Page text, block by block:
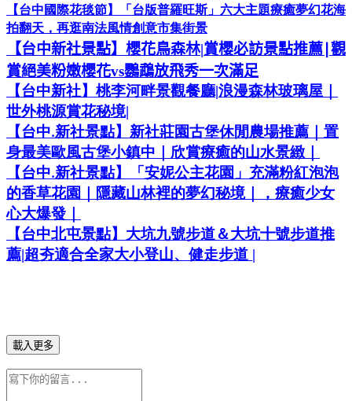
【台中國際花毯節】「台版普羅旺斯」六大主題療癒夢幻花海
拍翻天，再逛南法風情創意市集街景
【台中新社景點】櫻花鳥森林|賞櫻必訪景點推薦 觀
賞絕美粉嫩櫻花vs鸚鵡放飛秀一次滿足
【台中新社】桃李河畔景觀餐廳|浪漫森林玻璃屋｜
世外桃源賞花秘境|
【台中.新社景點】新社莊園古堡休閒農場推薦｜置
身最美歐風古堡小鎮中｜欣賞療癒的山水景緻｜
【台中.新社景點】「安妮公主花園」充滿粉紅泡泡
的香草花園｜隱藏山林裡的夢幻秘境｜，療癒少女
心大爆發｜
【台中北屯景點】大坑九號步道＆大坑十號步道推
薦|超夯適合全家大小登山、健走步道 |
載入更多